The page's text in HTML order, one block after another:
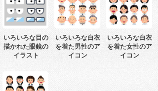
いろいろな目の
描かれた眼鏡の
イラスト
いろいろな白衣
を着た男性のア
イコン
いろいろな白衣
を着た女性のア
イコン